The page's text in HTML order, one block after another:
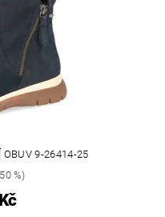
OBUV 9-26414-25
%)